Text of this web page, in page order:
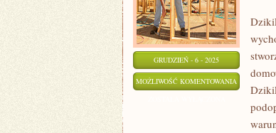
GRUDZIEŃ - 6 - 2025
MOŻLIWOŚĆ KOMENTOWANIA